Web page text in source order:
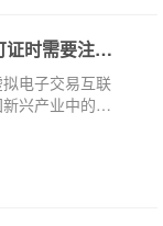
公司在申请办理EDI许可证时需要注意的问...
电子交易互联
兴产业中的中